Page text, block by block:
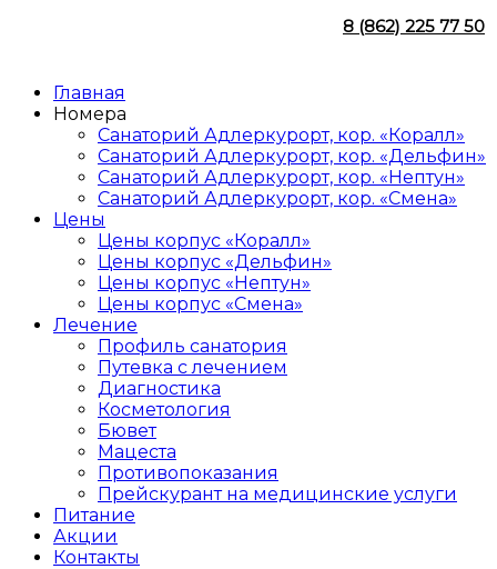
8 (862) 225 77 50
Главная
Номера
Санаторий Адлеркурорт, кор. «Коралл»
Санаторий Адлеркурорт, кор. «Дельфин»
Санаторий Адлеркурорт, кор. «Нептун»
Санаторий Адлеркурорт, кор. «Смена»
Цены
Цены корпус «Коралл»
Цены корпус «Дельфин»
Цены корпус «Нептун»
Цены корпус «Смена»
Лечение
Профиль санатория
Путевка с лечением
Диагностика
Косметология
Бювет
Мацеста
Противопоказания
Прейскурант на медицинские услуги
Питание
Акции
Контакты